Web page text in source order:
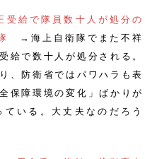
給で隊員数十人が処分の
→海上自衛隊でまた不祥
給で数十人が処分される。
、防衛省ではパワハラも表
保障環境の変化」ばかりが
いる。大丈夫なのだろう